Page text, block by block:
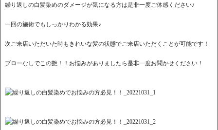
繰り返しの白髪染めのダメージが気になる方は是非一度ご体感ください♪
一回の施術でもしっかりわかる効果♪
次ご来店いただいた時もきれいな髪の状態でご来店いただくことが可能です！
ブローなしでこの艶！！お悩みがありましたら是非一度お聞かせください！